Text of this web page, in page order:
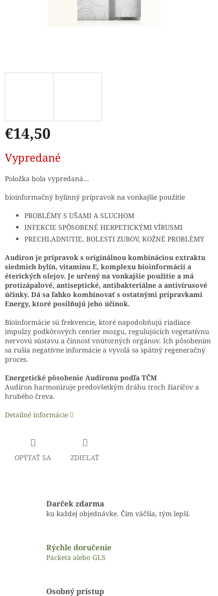
€14,50
cena:
Vypredané
Položka bola vypredaná…
bioinformačný bylinný prípravok na vonkajšie použitie
PROBLÉMY S UŠAMI A SLUCHOM
INFEKCIE SPÔSOBENÉ HERPETICKÝMI VÍRUSMI
PRECHLADNUTIE, BOLESTI ZUBOV, KOŽNÉ PROBLÉMY
Audiron je prípravok s originálnou kombináciou extraktu
siedmich bylín, vitamínu E, komplexu bioinformácií a
éterických olejov. Je určený na vonkajšie použitie a má
protizápalové, antiseptické, antibakteriálne a antivírusové
účinky. Dá sa ľahko kombinovať s ostatnými prípravkami
Energy, ktoré posilňujú jeho účinok.
Bioinformácie sú frekvencie, ktoré napodobňujú riadiace
impulzy podkôrových centier mozgu, regulujúcich vegetatívnu
nervovú sústavu a činnosť vnútorných orgánov. Ich pôsobením
sa rušia negatívne informácie a vyvolá sa spätný regeneračný
proces.
Energetické pôsobenie Audironu podľa TČM
Audiron harmonizuje predovšetkým dráhu troch žiaričov a
hrubého čreva.
Detailné informácie
OPÝTAŤ SA ZDIEĽAŤ
Darček zdarma
ku každej objednávke. Čím väčšia, tým lepší.
Rýchle doručenie
Packeta alebo GLS
Osobný prístup